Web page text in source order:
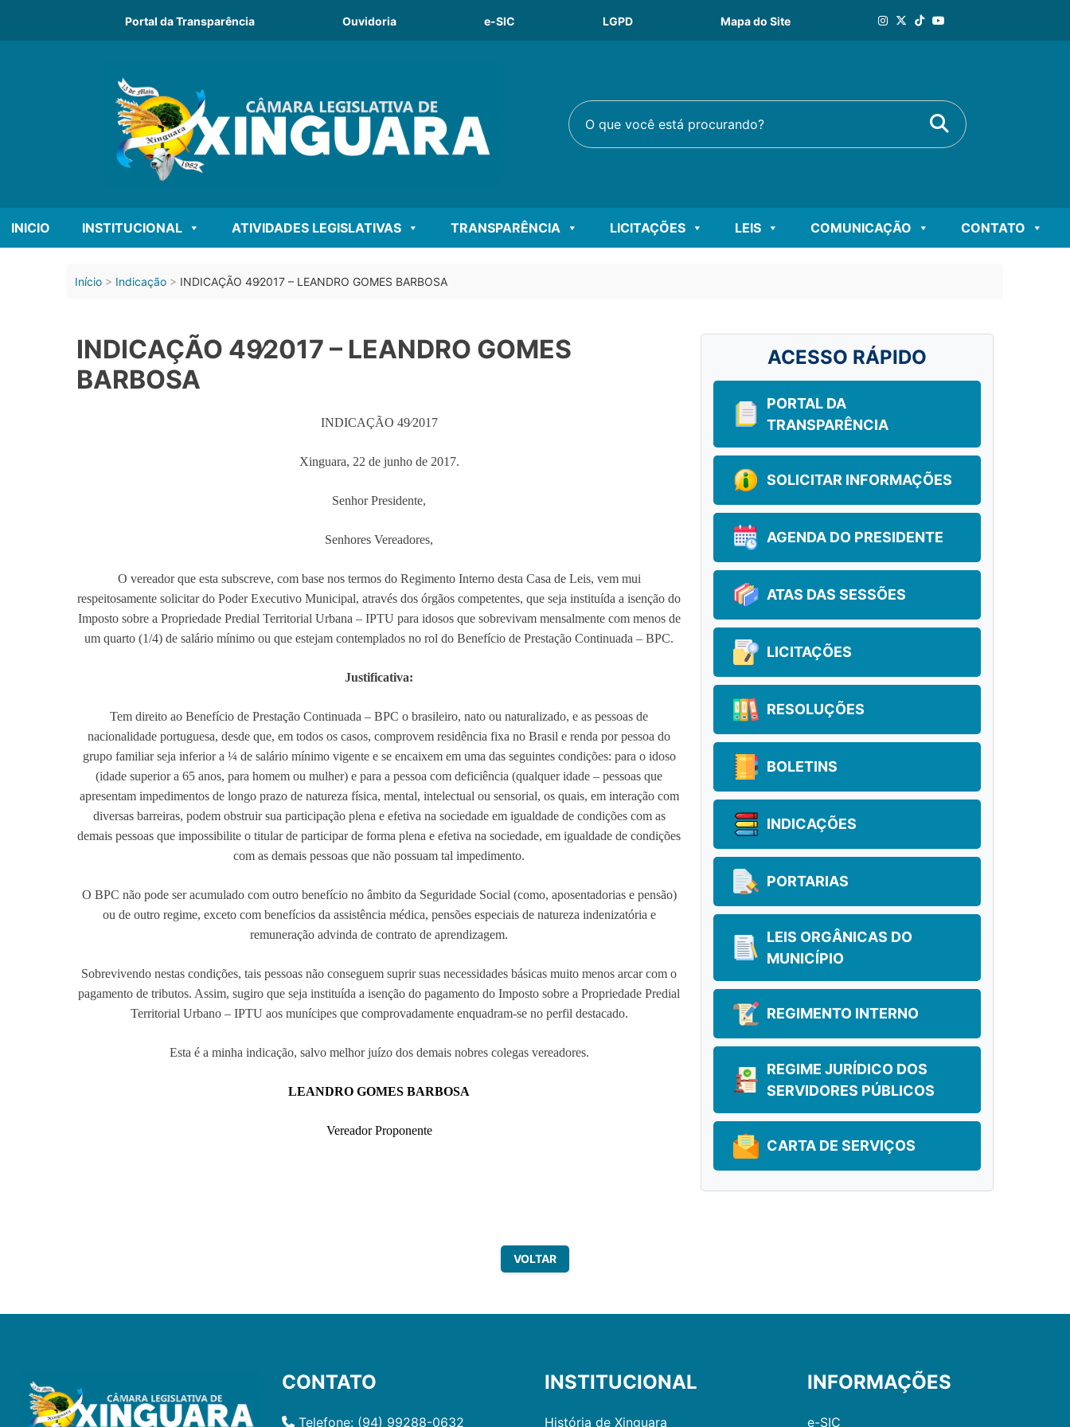
Portal da Transparência Ouvidoria e-SIC LGPD Mapa do Site
O que você está procurando? Buscar
INICIO INSTITUCIONAL ATIVIDADES LEGISLATIVAS TRANSPARÊNCIA LICITAÇÕES LEIS COMUNICAÇÃO CONTATO
Início Indicação INDICAÇÃO 49∕2017 – LEANDRO GOMES BARBOSA
INDICAÇÃO 49∕2017 – LEANDRO GOMES
BARBOSA
INDICAÇÃO 49∕2017
Xinguara, 22 de junho de 2017.
Senhor Presidente,
Senhores Vereadores,
O vereador que esta subscreve, com base nos termos do Regimento Interno desta Casa de Leis, vem mui
respeitosamente solicitar do Poder Executivo Municipal, através dos órgãos competentes, que seja instituída a isenção do
Imposto sobre a Propriedade Predial Territorial Urbana – IPTU para idosos que sobrevivam mensalmente com menos de
um quarto (1/4) de salário mínimo ou que estejam contemplados no rol do Benefício de Prestação Continuada – BPC.
Justificativa:
Tem direito ao Benefício de Prestação Continuada – BPC o brasileiro, nato ou naturalizado, e as pessoas de
nacionalidade portuguesa, desde que, em todos os casos, comprovem residência fixa no Brasil e renda por pessoa do
grupo familiar seja inferior a ¼ de salário mínimo vigente e se encaixem em uma das seguintes condições: para o idoso
(idade superior a 65 anos, para homem ou mulher) e para a pessoa com deficiência (qualquer idade – pessoas que
apresentam impedimentos de longo prazo de natureza física, mental, intelectual ou sensorial, os quais, em interação com
diversas barreiras, podem obstruir sua participação plena e efetiva na sociedade em igualdade de condições com as
demais pessoas que impossibilite o titular de participar de forma plena e efetiva na sociedade, em igualdade de condições
com as demais pessoas que não possuam tal impedimento.
O BPC não pode ser acumulado com outro benefício no âmbito da Seguridade Social (como, aposentadorias e pensão)
ou de outro regime, exceto com benefícios da assistência médica, pensões especiais de natureza indenizatória e
remuneração advinda de contrato de aprendizagem.
Sobrevivendo nestas condições, tais pessoas não conseguem suprir suas necessidades básicas muito menos arcar com o
pagamento de tributos. Assim, sugiro que seja instituída a isenção do pagamento do Imposto sobre a Propriedade Predial
Territorial Urbano – IPTU aos munícipes que comprovadamente enquadram-se no perfil destacado.
Esta é a minha indicação, salvo melhor juízo dos demais nobres colegas vereadores.
LEANDRO GOMES BARBOSA
Vereador Proponente
ACESSO RÁPIDO
PORTAL DA
TRANSPARÊNCIA
SOLICITAR INFORMAÇÕES
AGENDA DO PRESIDENTE
ATAS DAS SESSÕES
LICITAÇÕES
RESOLUÇÕES
BOLETINS
INDICAÇÕES
PORTARIAS
LEIS ORGÂNICAS DO
MUNICÍPIO
REGIMENTO INTERNO
REGIME JURÍDICO DOS
SERVIDORES PÚBLICOS
CARTA DE SERVIÇOS
VOLTAR
CONTATO
Telefone: (94) 99288-0632
INSTITUCIONAL
História de Xinguara
INFORMAÇÕES
e-SIC